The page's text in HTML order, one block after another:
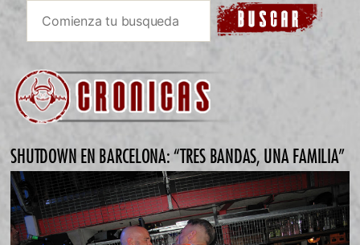
SHUTDOWN EN BARCELONA: “TRES BANDAS, UNA FAMILIA”